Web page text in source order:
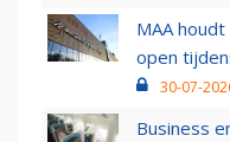
MAA
open
30-07-
Business